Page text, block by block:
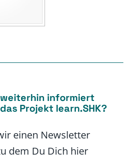
informiert
Projekt learn.SHK?
einen Newsletter
dem Du Dich hier